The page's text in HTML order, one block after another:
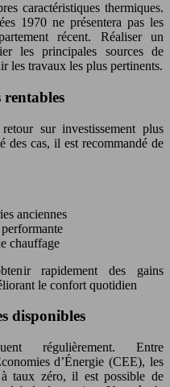
caractéristiques thermiques.
1970 ne présentera pas les
récent. Réaliser un
les principales sources de
les travaux les plus pertinents.
sur investissement plus
des cas, il est recommandé de
anciennes
chauffage
rapidement des gains
le confort quotidien
disponibles
régulièrement. Entre
d’Énergie (CEE), les
taux zéro, il est possible de